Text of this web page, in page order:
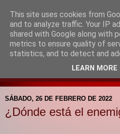
Blog de la
Colegio Santa
Providencia
SÁBADO, 26 DE FEBRERO DE 2022
¿Dónde está el
This site uses cookies from
and to analyze traffic. Your IP
shared with Google along with
metrics to ensure quality of
statistics, and to detect and
LEARN MORE